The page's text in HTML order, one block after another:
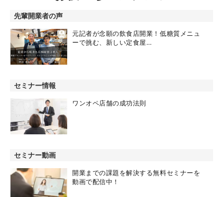
先輩開業者の声
元記者が念願の飲食店開業！低糖質メニュ
ーで挑む、新しい定食屋…
セミナー情報
ワンオペ店舗の成功法則
セミナー動画
開業までの課題を解決する無料セミナーを
動画で配信中！